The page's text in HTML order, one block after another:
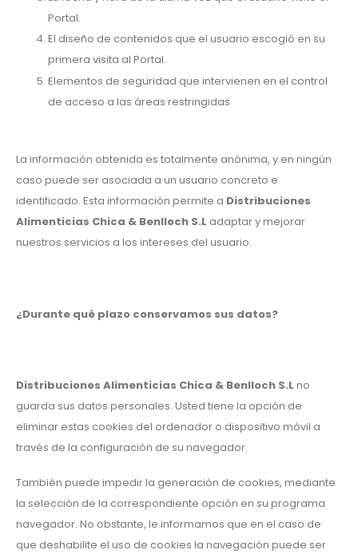
Portal.
El diseño de contenidos que el usuario escogió en su
primera visita al Portal.
Elementos de seguridad que intervienen en el control
de acceso a las áreas restringidas
La información obtenida es totalmente anónima, y en ningún
caso puede ser asociada a un usuario concreto e
identificado. Esta información permite a Distribuciones
Alimenticias Chica & Benlloch S.L adaptar y mejorar
nuestros servicios a los intereses del usuario.
¿Durante qué plazo conservamos sus datos?
Distribuciones Alimenticias Chica & Benlloch S.L no
guarda sus datos personales. Usted tiene la opción de
eliminar estas cookies del ordenador o dispositivo móvil a
través de la configuración de su navegador.
También puede impedir la generación de cookies, mediante
la selección de la correspondiente opción en su programa
navegador. No obstante, le informamos que en el caso de
que deshabilite el uso de cookies la navegación puede ser